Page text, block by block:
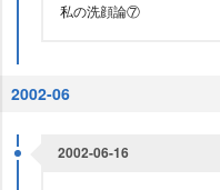
私の洗顔論⑦
2002-06
2002-06-16